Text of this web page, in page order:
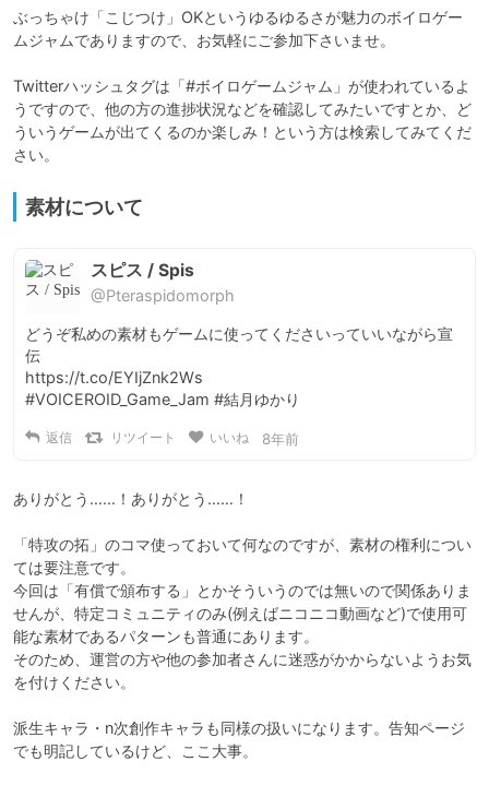
ぶっちゃけ「こじつけ」OKというゆるゆるさが魅力のボイロゲー
ムジャムでありますので、お気軽にご参加下さいませ。
Twitterハッシュタグは「#ボイロゲームジャム」が使われているよ
うですので、他の方の進捗状況などを確認してみたいですとか、ど
ういうゲームが出てくるのか楽しみ！という方は検索してみてくだ
さい。
素材について
スピス / Spis
@Pteraspidomorph
どうぞ私めの素材もゲームに使ってくださいっていいながら宣
伝
https://t.co/EYIjZnk2Ws
#VOICEROID_Game_Jam #結月ゆかり
返信 リツイート いいね 8年前
ありがとう……！ありがとう……！
「特攻の拓」のコマ使っておいて何なのですが、素材の権利につい
ては要注意です。
今回は「有償で頒布する」とかそういうのでは無いので関係ありま
せんが、特定コミュニティのみ(例えばニコニコ動画など)で使用可
能な素材であるパターンも普通にあります。
そのため、運営の方や他の参加者さんに迷惑がかからないようお気
を付けください。
派生キャラ・n次創作キャラも同様の扱いになります。告知ページ
でも明記しているけど、ここ大事。